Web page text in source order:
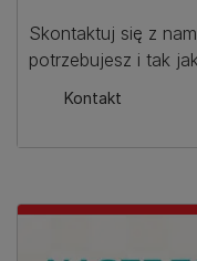
Skontaktuj się z
potrzebujesz i tak
Kontakt